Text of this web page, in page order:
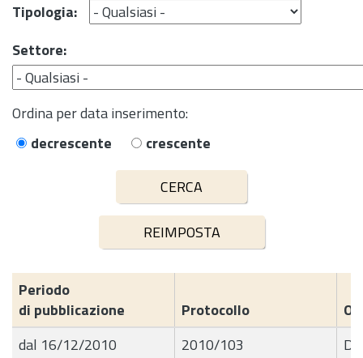
Tipologia:
Settore:
Ordina per data inserimento:
decrescente
crescente
Periodo
di pubblicazione
Protocollo
dal 16/12/2010
2010/103